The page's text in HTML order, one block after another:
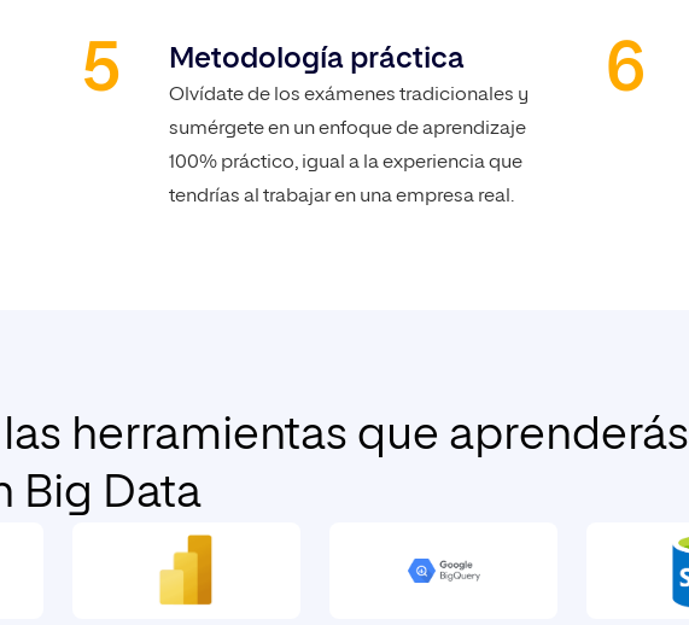
Metodología práctica
Olvídate de los exámenes tradicionales y
sumérgete en un enfoque de aprendizaje
100% práctico, igual a la experiencia que
tendrías al trabajar en una empresa real.
herramientas que aprenderás
Big Data